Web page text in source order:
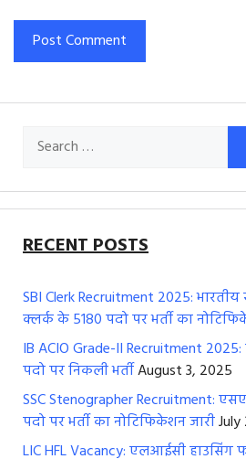
Search
for:
RECENT POSTS
SBI Clerk Recruitment 2025:
क्लर्क के 5180 पदो पर भर्ती का
IB ACIO Grade-II Recruitment
पदो पर निकली भर्तीAugust 3, 2025
SSC Stenographer Recruitment:
पदो पर भर्ती का नोटिफिकेशन जारी
LIC HFL Vacancy: एलआईसी हाउसिंग